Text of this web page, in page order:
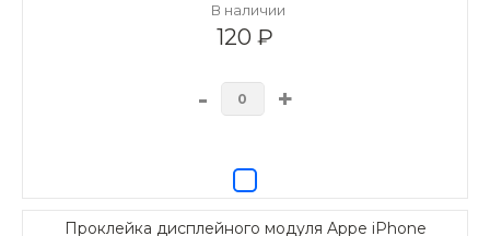
В наличии
120 ₽
- +
Проклейка дисплейного модуля Appe iPhone